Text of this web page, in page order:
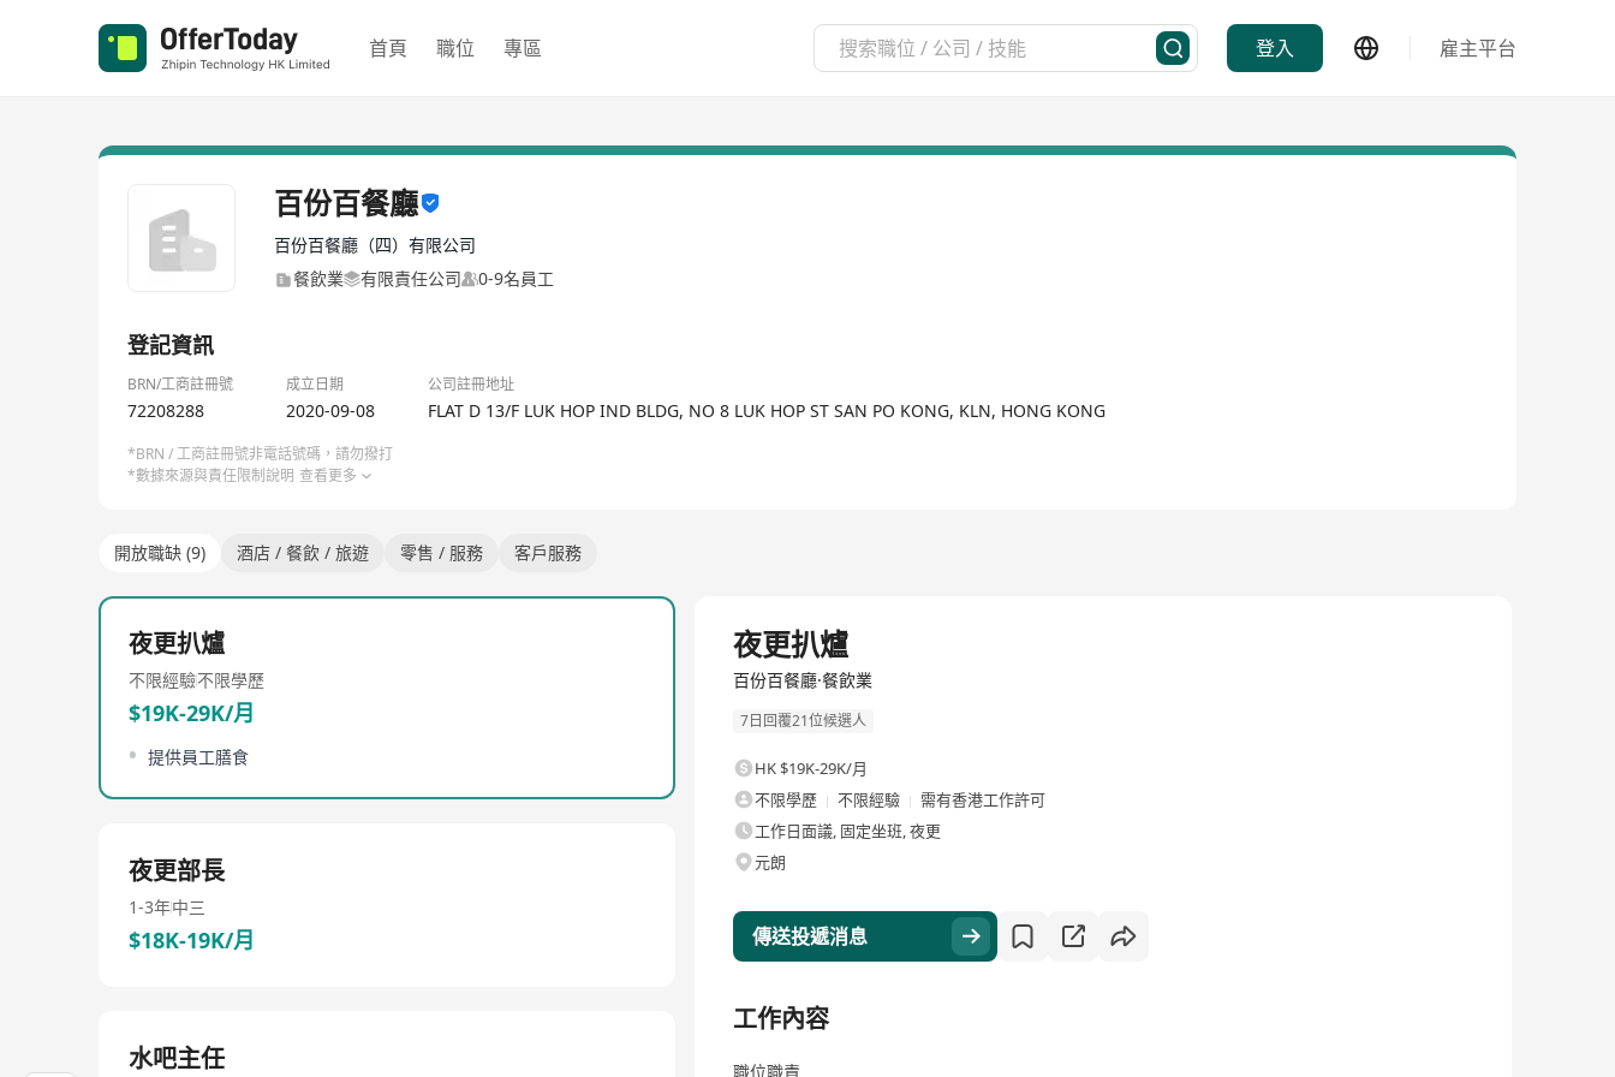
首頁 職位 專區 登入 雇主平台
百份百餐廳
百份百餐廳（四）有限公司
餐飲業
有限責任公司 0-9名員工
登記資訊
BRN/工商註冊號 成立日期 公司註冊地址
72208288 2020-09-08 FLAT D 13/F LUK HOP IND BLDG, NO 8 LUK HOP ST SAN PO KONG, KLN, HONG KONG
*BRN / 工商註冊號非電話號碼，請勿撥打
*數據來源與責任限制說明 查看更多
開放職缺 (9) 酒店 / 餐飲 / 旅遊 零售 / 服務 客戶服務
夜更扒爐
不限經驗不限學歷
$19K-29K/月
提供員工膳食
夜更部長
1-3年中三
$18K-19K/月
水吧主任
夜更扒爐
百份百餐廳·餐飲業
7日回覆21位候選人
HK $19K-29K/月
不限學歷
不限經驗
需有香港工作許可
工作日面議, 固定坐班, 夜更
元朗
傳送投遞消息
工作內容
職位職責